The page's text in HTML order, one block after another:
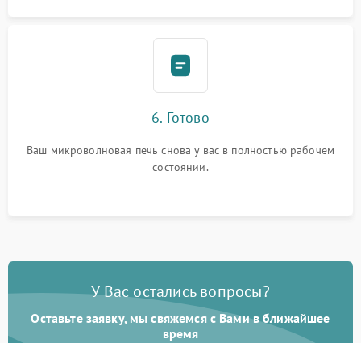
6. Готово
Ваш микроволновая печь снова у вас в полностью рабочем
состоянии.
У Вас остались вопросы?
Оставьте заявку, мы свяжемся с Вами в ближайшее
время